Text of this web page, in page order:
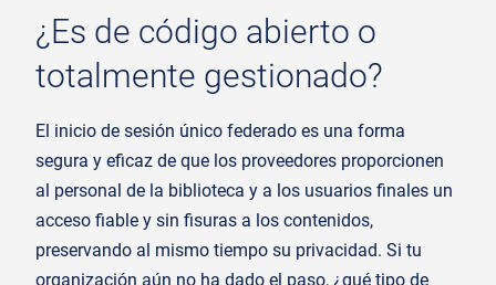
¿Es de código abierto o
totalmente gestionado?
El inicio de sesión único federado es una forma
segura y eficaz de que los proveedores proporcionen
al personal de la biblioteca y a los usuarios finales un
acceso fiable y sin fisuras a los contenidos,
preservando al mismo tiempo su privacidad. Si tu
organización aún no ha dado el paso, ¿qué tipo de